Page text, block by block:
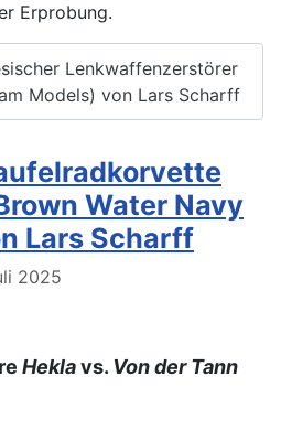
Erprobung.
Lenkwaffenzerstörer
Models) von Lars Scharff
Water Navy
Lars Scharff
2025
Heklavs. Von der Tann